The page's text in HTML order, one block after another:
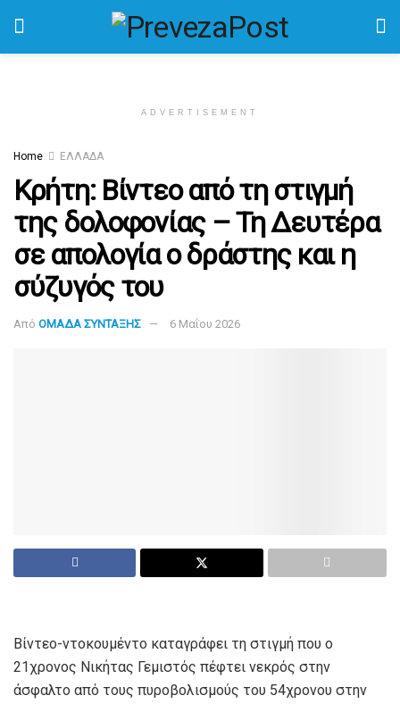
ADVERTISEMENT
Home ΕΛΛΑΔΑ
Κρήτη: Βίντεο από τη στιγμή
της δολοφονίας – Τη Δευτέρα
σε απολογία ο δράστης και η
σύζυγός του
Από ΟΜΑΔΑ ΣΥΝΤΑΞΗΣ 6 Μαΐου 2026
Βίντεο-ντοκουμέντο καταγράφει τη στιγμή που ο
21χρονος Νικήτας Γεμιστός πέφτει νεκρός στην
άσφαλτο από τους πυροβολισμούς του 54χρονου στην